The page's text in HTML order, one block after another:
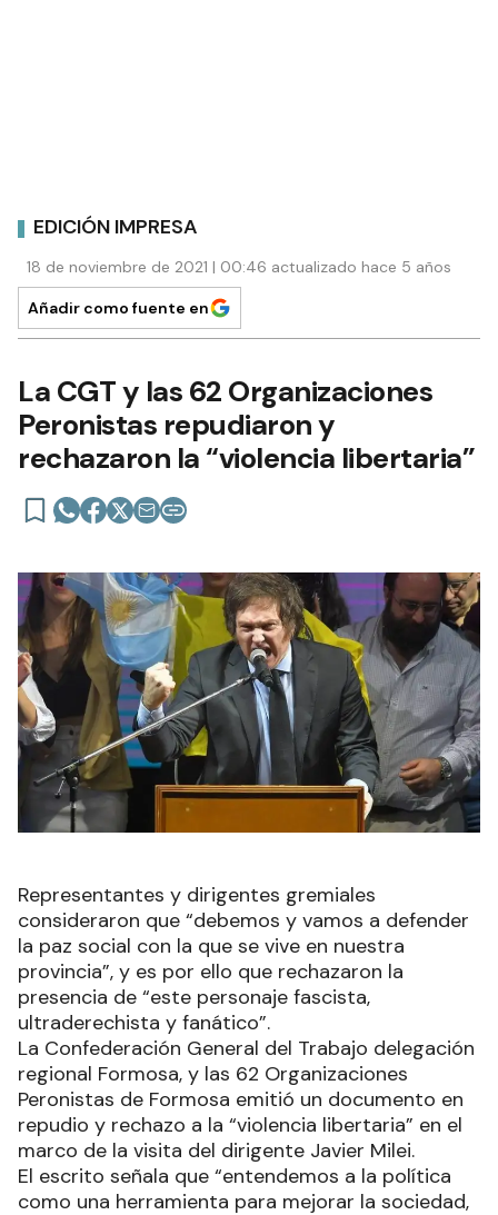
EDICIÓN IMPRESA
18 de noviembre de 2021 | 00:46 actualizado hace 5 años
Añadir como fuente en
La CGT y las 62 Organizaciones
Peronistas repudiaron y
rechazaron la “violencia libertaria”
Representantes y dirigentes gremiales
consideraron que “debemos y vamos a defender
la paz social con la que se vive en nuestra
provincia”, y es por ello que rechazaron la
presencia de “este personaje fascista,
ultraderechista y fanático”.
La Confederación General del Trabajo delegación
regional Formosa, y las 62 Organizaciones
Peronistas de Formosa emitió un documento en
repudio y rechazo a la “violencia libertaria” en el
marco de la visita del dirigente Javier Milei.
El escrito señala que “entendemos a la política
como una herramienta para mejorar la sociedad,